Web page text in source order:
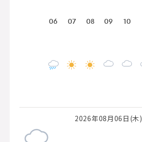
06 07 08 09 10
2026年08月06日(木)